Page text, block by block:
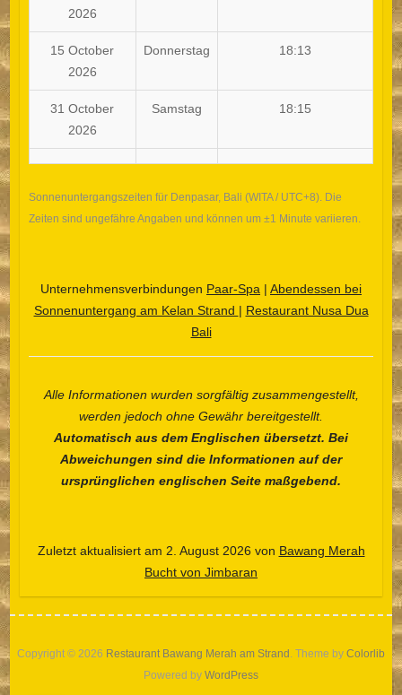
2026
15 October
2026
Donnerstag 18:13
31 October
2026
Samstag 18:15
Sonnenuntergangszeiten für Denpasar, Bali (WITA / UTC+8). Die
Zeiten sind ungefähre Angaben und können um ±1 Minute variieren.
Unternehmensverbindungen Paar-Spa | Abendessen bei
Sonnenuntergang am Kelan Strand | Restaurant Nusa Dua
Bali
Alle Informationen wurden sorgfältig zusammengestellt,
werden jedoch ohne Gewähr bereitgestellt.
Automatisch aus dem Englischen übersetzt. Bei
Abweichungen sind die Informationen auf der
ursprünglichen englischen Seite maßgebend.
Zuletzt aktualisiert am 2. August 2026 von Bawang Merah
Bucht von Jimbaran
Copyright © 2026 Restaurant Bawang Merah am Strand . Theme by Colorlib
Powered by WordPress
繁體中文
Français
Bahasa Indonesia
Português do Brasil
Español